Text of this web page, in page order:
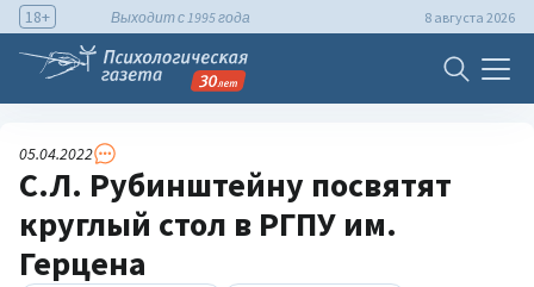
18+ Выходит с 1995 года 8 августа 2026
05.04.2022
С.Л. Рубинштейну посвятят
круглый стол в РГПУ им.
Герцена